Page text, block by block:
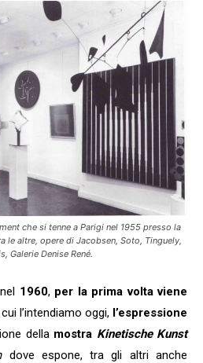
che si tenne a Parigi nel 1955 presso la
le altre, opere di Jacobsen, Soto, Tinguely,
Galerie Denise René.
1960, per la prima volta viene
l’intendiamo oggi, l’espressione
della mostra Kinetische Kunst
dove espone, tra gli altri anche